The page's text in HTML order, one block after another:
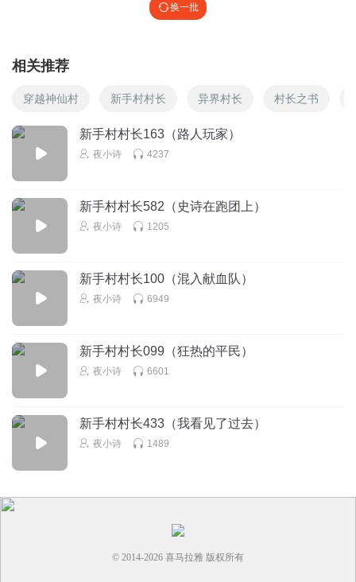
换一批
相关推荐
穿越神仙村 新手村村长 异界村长 村长之书
新手村村长163（路人玩家）
夜小诗 4237
新手村村长582（史诗在跑团上）
夜小诗 1205
新手村村长100（混入献血队）
夜小诗 6949
新手村村长099（狂热的平民）
夜小诗 6601
新手村村长433（我看见了过去）
夜小诗 1489
© 2014-2026 喜马拉雅 版权所有